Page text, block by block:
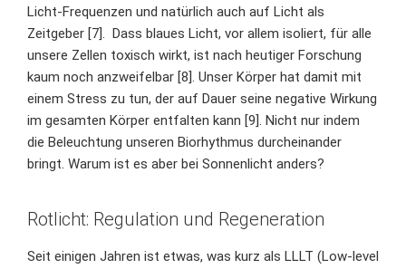
Licht-Frequenzen und natürlich auch auf Licht als
Zeitgeber [7]. Dass blaues Licht, vor allem isoliert, für alle
unsere Zellen toxisch wirkt, ist nach heutiger Forschung
kaum noch anzweifelbar [8]. Unser Körper hat damit mit
einem Stress zu tun, der auf Dauer seine negative Wirkung
im gesamten Körper entfalten kann [9]. Nicht nur indem
die Beleuchtung unseren Biorhythmus durcheinander
bringt. Warum ist es aber bei Sonnenlicht anders?
Rotlicht: Regulation und Regeneration
Seit einigen Jahren ist etwas, was kurz als LLLT (Low-level